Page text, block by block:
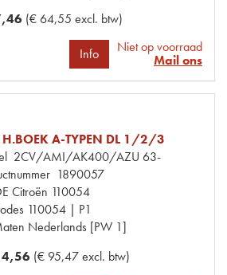
(€ 64,55 excl. btw)
Info
Niet op voorraad
Mail ons
H.BOEK A-TYPEN DL 1/2/3
2CV/AMI/AK400/AZU 63-
1890057
Citroën 110054
110054 | P1
Nederlands [PW 1]
(€ 95,47 excl. btw)